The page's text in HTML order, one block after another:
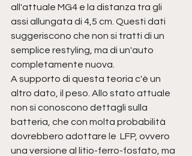
all'attuale MG4 e la distanza tra gli
assi allungata di 4,5 cm. Questi dati
suggeriscono che non si tratti di un
semplice restyling, ma di un'auto
completamente nuova.
A supporto di questa teoria c'è un
altro dato, il peso. Allo stato attuale
non si conoscono dettagli sulla
batteria, che con molta probabilità
dovrebbero adottare le  LFP, ovvero
una versione al litio-ferro-fosfato, ma